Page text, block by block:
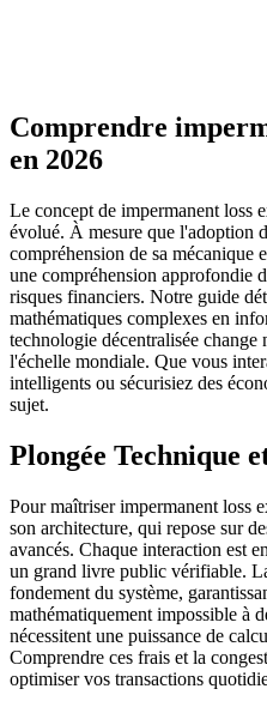
Comprendre
en 2026
Le concept de impermanent loss
évolué. À mesure que l'adoption
compréhension de sa mécanique
une compréhension approfondie
risques financiers. Notre guide
mathématiques complexes en
technologie décentralisée change
l'échelle mondiale. Que vous
intelligents ou sécurisiez des
sujet.
Plongée Technique
Pour maîtriser impermanent loss
son architecture, qui repose sur
avancés. Chaque interaction est
un grand livre public vérifiable.
fondement du système,
mathématiquement impossible à
nécessitent une puissance de
Comprendre ces frais et la
optimiser vos transactions